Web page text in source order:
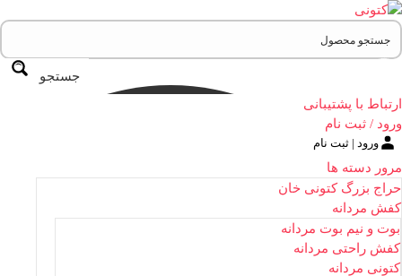
جستجو
ارتباط با پشتیبانی
ورود / ثبت نام
ورود | ثبت نام
مرور دسته ها
حراج بزرگ کتونی خان
کفش مردانه
بوت و نیم بوت مردانه
کفش راحتی مردانه
کتونی مردانه